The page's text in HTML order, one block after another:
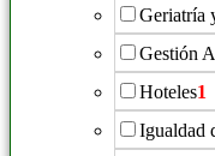
Geriatría
Gestión
Hoteles1
Igualdad